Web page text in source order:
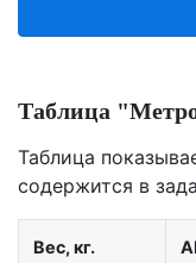
Таблица
Таблица
содержится в
Вес, кг.